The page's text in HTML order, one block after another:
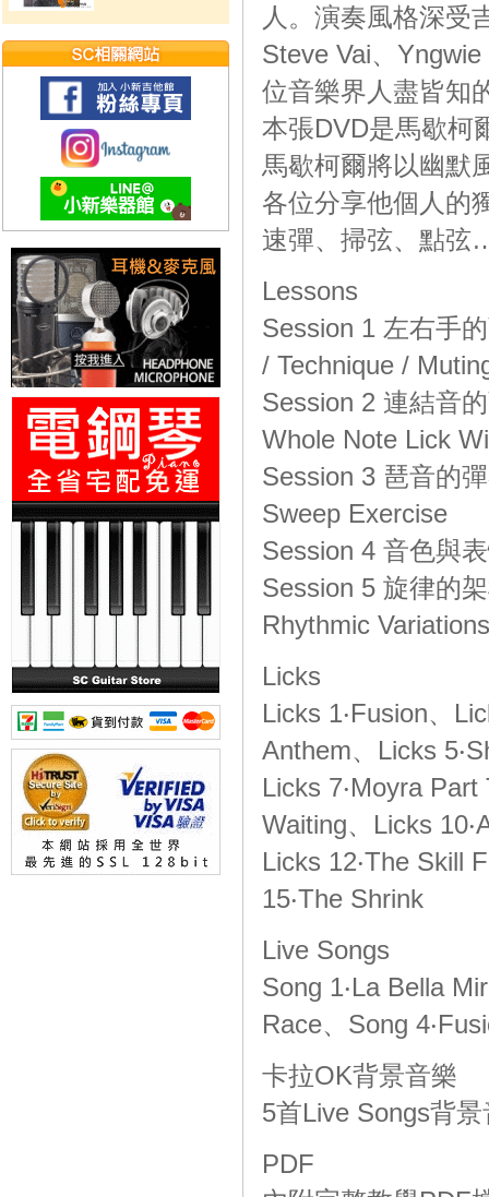
人。演奏風格深受
Steve Vai、
位音樂界人盡皆知
本張DVD是馬歇柯
馬歇柯爾將以幽默
各位分享他個人的
速彈、掃弦、點弦
Lessons
Session 1 左右手
/ Technique /
Session 2 連結音
Whole Note Lick
Session 3 琶音的
Sweep Exercise
Session 4 音色與
Session 5 旋律的
Rhythmic
Licks
Licks 1‧Fusion、
Anthem、Licks
Licks 7‧Moyra
Waiting、Licks
Licks 12‧The Skill
15‧The Shrink
Live Songs
Song 1‧La Bella
Race、Song
卡拉OK背景音樂
5首Live Songs背
PDF